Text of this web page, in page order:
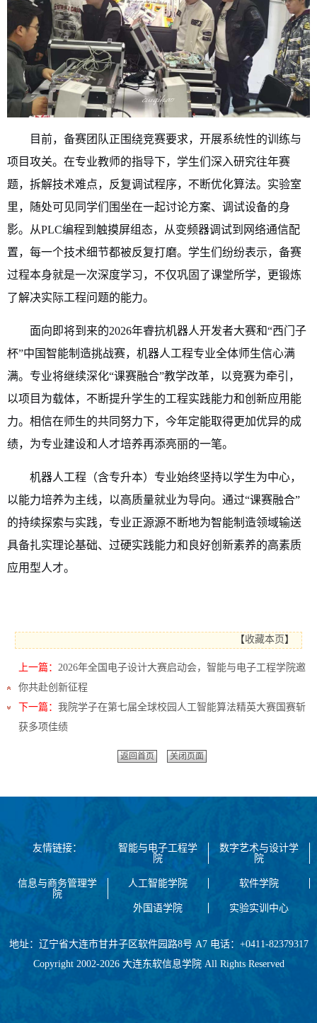
目前，备赛团队正围绕竞赛要求，开展系统性的训练与
项目攻关。在专业教师的指导下，学生们深入研究往年赛
题，拆解技术难点，反复调试程序，不断优化算法。实验室
里，随处可见同学们围坐在一起讨论方案、调试设备的身
影。从PLC编程到触摸屏组态，从变频器调试到网络通信配
置，每一个技术细节都被反复打磨。学生们纷纷表示，备赛
过程本身就是一次深度学习，不仅巩固了课堂所学，更锻炼
了解决实际工程问题的能力。
面向即将到来的2026年睿抗机器人开发者大赛和“西门子
杯”中国智能制造挑战赛，机器人工程专业全体师生信心满
满。专业将继续深化“课赛融合”教学改革，以竞赛为牵引，
以项目为载体，不断提升学生的工程实践能力和创新应用能
力。相信在师生的共同努力下，今年定能取得更加优异的成
绩，为专业建设和人才培养再添亮丽的一笔。
机器人工程 （含专升本） 专业始终坚持以学生为中心，
以能力培养为主线，以高质量就业为导向。通过“课赛融合”
的持续探索与实践，专业正源源不断地为智能制造领域输送
具备扎实理论基础、过硬实践能力和良好创新素养的高素质
应用型人才。
【收藏本页 】
上一篇： 2026年全国电子设计大赛启动会，智能与电子工程学院邀
你共赴创新征程
下一篇： 我院学子在第七届全球校园人工智能算法精英大赛国赛斩
获多项佳绩
返回首页 关闭页面
友情链接：
智能与电子工程学
院
数字艺术与设计学
院
信息与商务管理学
院
人工智能学院 软件学院
外国语学院 实验实训中心
地址：辽宁省大连市甘井子区软件园路8号 A7 电话：+0411-82379317
Copyright 2002-2026 大连东软信息学院 All Rights Reserved